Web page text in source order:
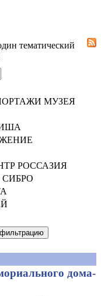
тематический
МУЗЕЯ
РОССАЗИЯ
дома-